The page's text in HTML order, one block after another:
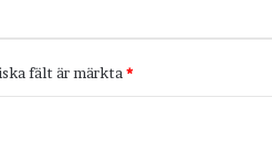
fält är märkta *